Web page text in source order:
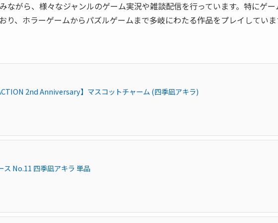
ながら、様々なジャンルのゲーム実況や雑談配信を行っています。特にゲー
り、ホラーゲームからパズルゲームまで多岐にわたる作品をプレイしていま
2nd Anniversary】マスコットチャーム (四季凪アキラ)
ス No.11 四季凪アキラ 単品